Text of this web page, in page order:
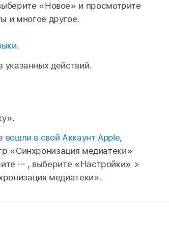
«Новое» и просмотрите
и многое другое.
.
указанных действий.
вошли в свой Аккаунт Apple,
«Синхронизация медиатеки»
, выберите «Настройки» >
медиатеки».